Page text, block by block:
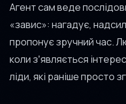
Агент сам веде
«завис»: нагадує,
пропонує зручний час.
коли зʼявляється
ліди, які раніше просто